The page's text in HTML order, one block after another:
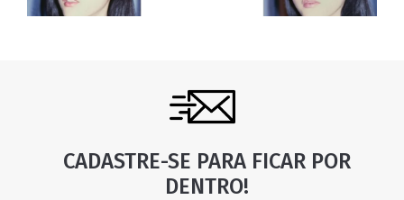
CADASTRE-SE PARA FICAR POR
DENTRO!